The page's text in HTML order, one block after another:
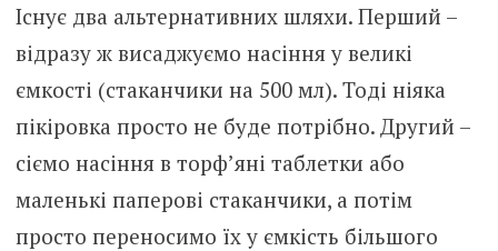
Існує два альтернативних шляхи. Перший –
відразу ж висаджуємо насіння у великі
ємкості (стаканчики на 500 мл). Тоді ніяка
пікіровка просто не буде потрібно. Другий –
сіємо насіння в торф’яні таблетки або
маленькі паперові стаканчики, а потім
просто переносимо їх у ємкість більшого